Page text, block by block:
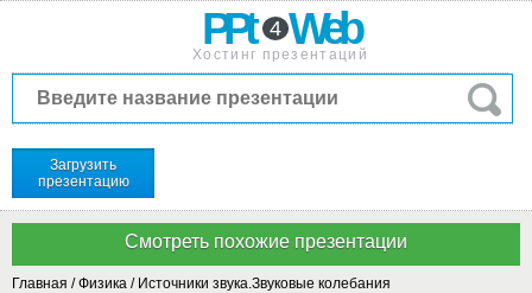
PPt 4 Web
Хостинг презентаций
Загрузить
презентацию
Главная /Физика / Источники звука.Звуковые колебания